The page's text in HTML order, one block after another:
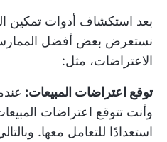
بعد استكشاف أدوات تمكين
نستعرض بعض أفضل
الاعتراضات، مثل:
توقع اعتراضات المبيعات:
وأنت تتوقع اعتراضات
استعدادًا للتعامل معها.